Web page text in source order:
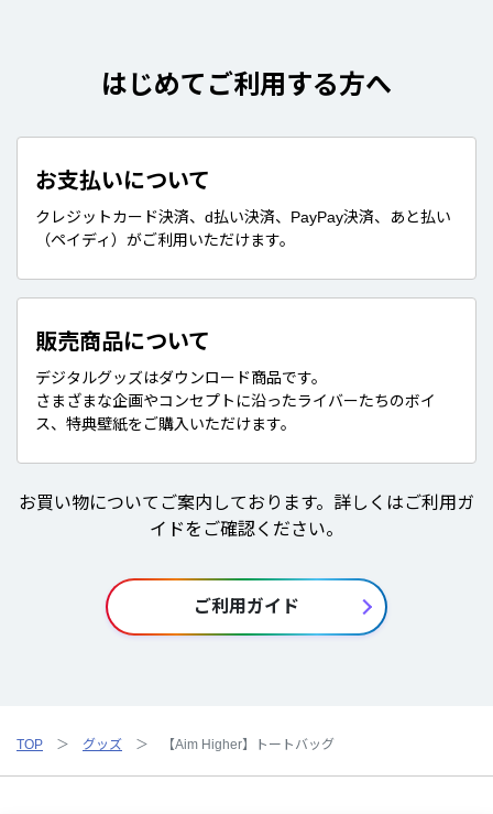
はじめてご利用する方へ
お支払いについて
クレジットカード決済、d払い決済、PayPay決済、あと払い
（ペイディ）がご利用いただけます。
販売商品について
デジタルグッズはダウンロード商品です。
さまざまな企画やコンセプトに沿ったライバーたちのボイ
ス、特典壁紙をご購入いただけます。
お買い物についてご案内しております。詳しくはご利用ガ
イドをご確認ください。
ご利用ガイド
TOP グッズ 【Aim Higher】トートバッグ